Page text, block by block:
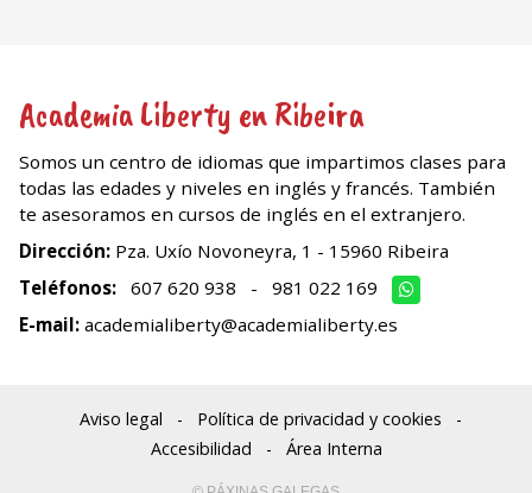
Academia Liberty en Ribeira
Somos un centro de idiomas que impartimos clases para
todas las edades y niveles en inglés y francés. También
te asesoramos en cursos de inglés en el extranjero.
Dirección: Pza. Uxío Novoneyra, 1 - 15960 Ribeira
Teléfonos: 607 620 938 -
981 022 169
E-mail: academialiberty@academialiberty.es
Aviso legal - Política de privacidad y cookies
-
Accesibilidad
- Área Interna